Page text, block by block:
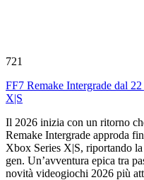
721
FF7 Remake Intergrade dal
X|S
Il 2026 inizia con un ritorno
Remake Intergrade approda
Xbox Series X|S, riportando
gen. Un’avventura epica tra
novità videogiochi 2026 più